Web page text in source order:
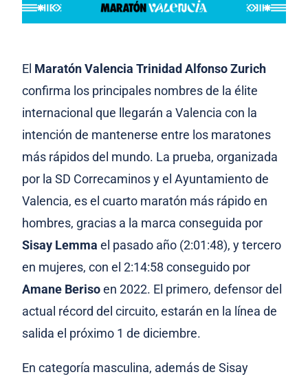
El Maratón Valencia Trinidad Alfonso Zurich
confirma los principales nombres de la élite
internacional que llegarán a Valencia con la
intención de mantenerse entre los maratones
más rápidos del mundo. La prueba, organizada
por la SD Correcaminos y el Ayuntamiento de
Valencia, es el cuarto maratón más rápido en
hombres, gracias a la marca conseguida por
Sisay Lemmael pasado año (2:01:48), y tercero
en mujeres, con el 2:14:58 conseguido por
Amane Berisoen 2022. El primero, defensor del
actual récord del circuito, estarán en la línea de
salida el próximo 1 de diciembre.
En categoría masculina, además de Sisay